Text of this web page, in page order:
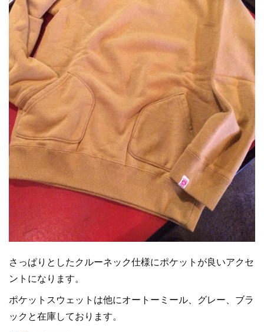
さっぱりとしたクルーネック仕様にポケットが良いアクセ
ントになります。
ポケットスウェットは他にオートーミール、グレー、ブラ
ックと在庫しております。